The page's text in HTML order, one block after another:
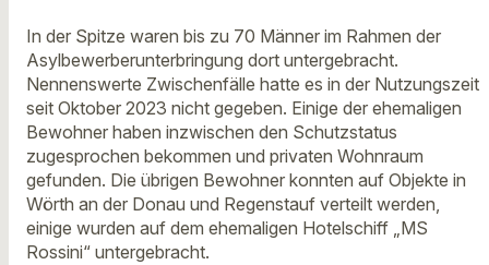
In der Spitze waren bis zu 70 Männer im Rahmen der
Asylbewerberunterbringung dort untergebracht.
Nennenswerte Zwischenfälle hatte es in der Nutzungszeit
seit Oktober 2023 nicht gegeben. Einige der ehemaligen
Bewohner haben inzwischen den Schutzstatus
zugesprochen bekommen und privaten Wohnraum
gefunden. Die übrigen Bewohner konnten auf Objekte in
Wörth an der Donau und Regenstauf verteilt werden,
einige wurden auf dem ehemaligen Hotelschiff „MS
Rossini“ untergebracht.